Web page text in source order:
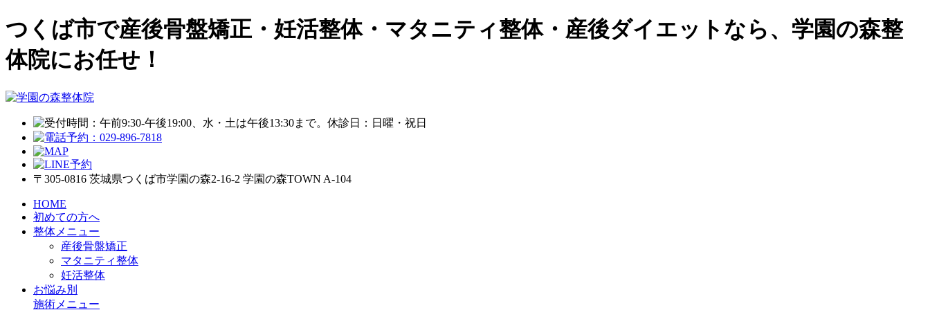
つくば市で産後骨盤矯正・妊活整体・マタニティ整体・産後ダイエットなら、学園の森整
体院にお任せ！
〒305-0816 茨城県つくば市学園の森2-16-2 学園の森TOWN A-104
HOME
初めての方へ
整体メニュー
産後骨盤矯正
マタニティ整体
妊活整体
お悩み別
施術メニュー